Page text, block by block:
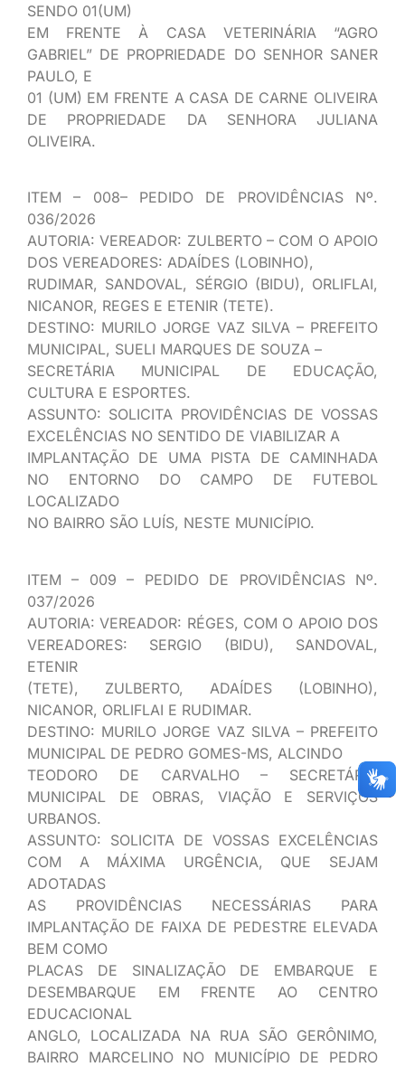
SENDO 01(UM)
EM FRENTE À CASA VETERINÁRIA “AGRO
GABRIEL” DE PROPRIEDADE DO SENHOR SANER
PAULO, E
01 (UM) EM FRENTE A CASA DE CARNE OLIVEIRA
DE PROPRIEDADE DA SENHORA JULIANA
OLIVEIRA.
ITEM – 008– PEDIDO DE PROVIDÊNCIAS Nº.
036/2026
AUTORIA: VEREADOR: ZULBERTO – COM O APOIO
DOS VEREADORES: ADAÍDES (LOBINHO),
RUDIMAR, SANDOVAL, SÉRGIO (BIDU), ORLIFLAI,
NICANOR, REGES E ETENIR (TETE).
DESTINO: MURILO JORGE VAZ SILVA – PREFEITO
MUNICIPAL, SUELI MARQUES DE SOUZA –
SECRETÁRIA MUNICIPAL DE EDUCAÇÃO,
CULTURA E ESPORTES.
ASSUNTO: SOLICITA PROVIDÊNCIAS DE VOSSAS
EXCELÊNCIAS NO SENTIDO DE VIABILIZAR A
IMPLANTAÇÃO DE UMA PISTA DE CAMINHADA
NO ENTORNO DO CAMPO DE FUTEBOL
LOCALIZADO
NO BAIRRO SÃO LUÍS, NESTE MUNICÍPIO.
ITEM – 009 – PEDIDO DE PROVIDÊNCIAS Nº.
037/2026
AUTORIA: VEREADOR: RÉGES, COM O APOIO DOS
VEREADORES: SERGIO (BIDU), SANDOVAL,
ETENIR
(TETE), ZULBERTO, ADAÍDES (LOBINHO),
NICANOR, ORLIFLAI E RUDIMAR.
DESTINO: MURILO JORGE VAZ SILVA – PREFEITO
MUNICIPAL DE PEDRO GOMES-MS, ALCINDO
TEODORO DE CARVALHO – SECRETÁRIO
MUNICIPAL DE OBRAS, VIAÇÃO E SERVIÇOS
URBANOS.
ASSUNTO: SOLICITA DE VOSSAS EXCELÊNCIAS
COM A MÁXIMA URGÊNCIA, QUE SEJAM
ADOTADAS
AS PROVIDÊNCIAS NECESSÁRIAS PARA
IMPLANTAÇÃO DE FAIXA DE PEDESTRE ELEVADA
BEM COMO
PLACAS DE SINALIZAÇÃO DE EMBARQUE E
DESEMBARQUE EM FRENTE AO CENTRO
EDUCACIONAL
ANGLO, LOCALIZADA NA RUA SÃO GERÔNIMO,
BAIRRO MARCELINO NO MUNICÍPIO DE PEDRO